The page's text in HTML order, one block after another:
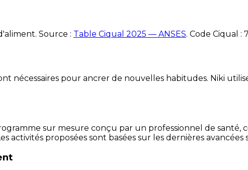
Source : Table Ciqual 2025 — ANSES. Code Ciqual :
nécessaires pour ancrer de nouvelles habitudes. Niki
sur mesure conçu par un professionnel de santé,
activités proposées sont basées sur les dernières